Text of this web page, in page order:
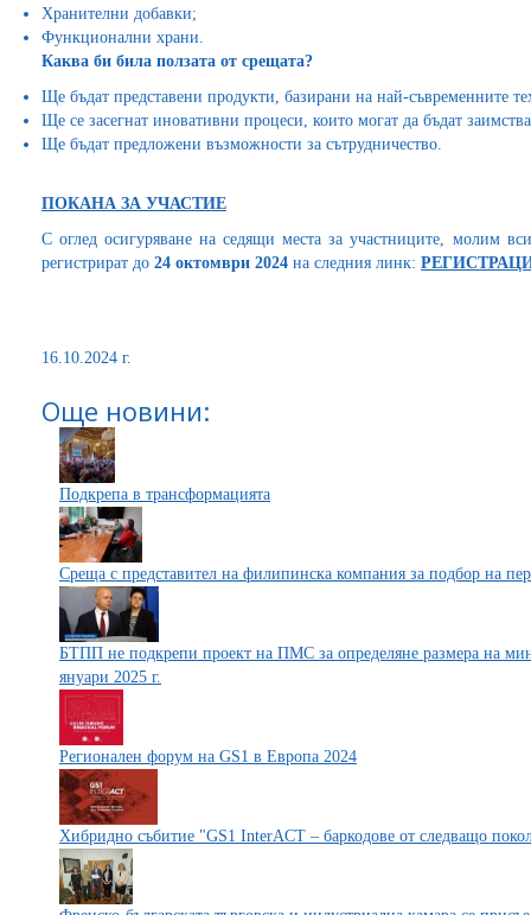
Хранителни добавки;
Функционални храни.
Каква би била ползата от срещата?
Ще бъдат представени продукти, базирани на най-съвременните
Ще се засегнат иновативни процеси, които могат да бъдат
Ще бъдат предложени възможности за сътрудничество.
ПОКАНА ЗА УЧАСТИЕ
С оглед осигуряване на седящи места за участниците, молим
регистрират до 24 октомври 2024 на следния линк:
16.10.2024 г.
Още новини:
Подкрепа в трансформацията
Среща с представител на филипинска компания за подбор на
БТПП не подкрепи проект на ПМС за определяне размера на
януари 2025 г.
Регионален форум на GS1 в Европа 2024
Хибридно събитие "GS1 InterACT – баркодове от следващо